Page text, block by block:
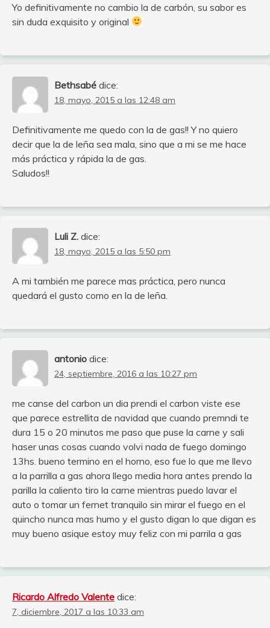
Yo definitivamente no cambio la de carbón, su sabor es
sin duda exquisito y original
Bethsabé dice:
18, mayo, 2015 a las 12:48 am
Definitivamente me quedo con la de gas!! Y no quiero
decir que la de leña sea mala, sino que a mi se me hace
más práctica y rápida la de gas.
Saludos!!
Luli Z. dice:
18, mayo, 2015 a las 5:50 pm
A mi también me parece mas práctica, pero nunca
quedará el gusto como en la de leña.
antonio dice:
24, septiembre, 2016 a las 10:27 pm
me canse del carbon un dia prendi el carbon viste ese
que parece estrellita de navidad que cuando premndi te
dura 15 o 20 minutos me paso que puse la carne y sali
haser unas cosas cuando volvi nada de fuego domingo
13hs. bueno termino en el horno, eso fue lo que me llevo
a la parrilla a gas ahora llego media hora antes prendo la
parilla la caliento tiro la carne mientras puedo lavar el
auto o tomar un fernet tranquilo sin mirar el fuego en el
quincho nunca mas humo y el gusto digan lo que digan es
muy bueno asique estoy muy feliz con mi parrila a gas
Ricardo Alfredo Valente dice:
7, diciembre, 2017 a las 10:33 am